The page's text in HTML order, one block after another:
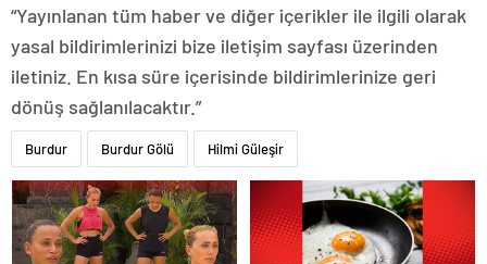
“Yayınlanan tüm haber ve diğer içerikler ile ilgili olarak
yasal bildirimlerinizi bize iletişim sayfası üzerinden
iletiniz. En kısa süre içerisinde bildirimlerinize geri
dönüş sağlanılacaktır.”
Burdur Burdur Gölü Hilmi Güleşir